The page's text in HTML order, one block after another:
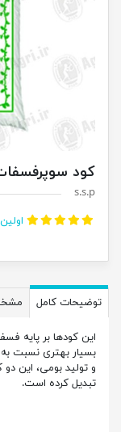
کود سوپرفسفات ساده
s.s.p
توضیحات کامل
این کودها بر پایه
بسیار بهتری نسبت
و تولید بومی، این
تبدیل کرده است.